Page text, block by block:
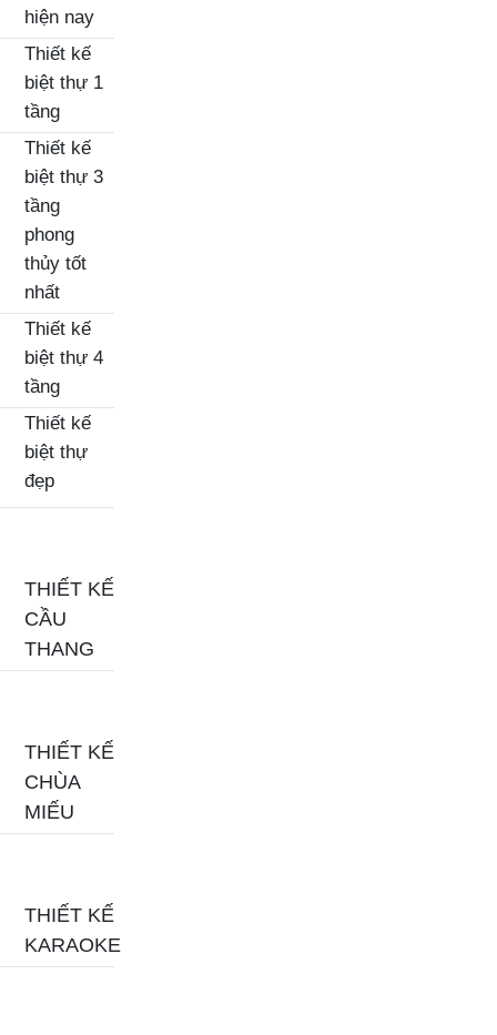
hiện nay
Thiết kế
biệt thự 1
tầng
Thiết kế
biệt thự 3
tầng
phong
thủy tốt
nhất
Thiết kế
biệt thự 4
tầng
Thiết kế
biệt thự
đẹp
THIẾT KẾ
CẦU
THANG
THIẾT KẾ
CHÙA
MIẾU
THIẾT KẾ
KARAOKE